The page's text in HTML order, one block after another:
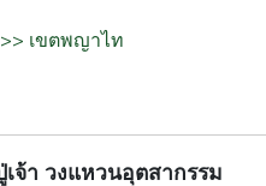
เขตพญาไท
จ้า วงแหวนอุตสากรรม